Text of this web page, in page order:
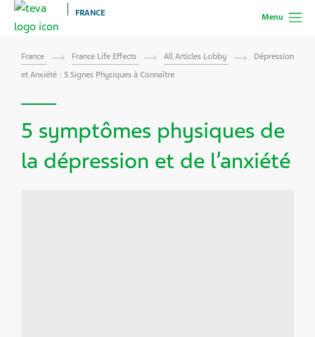
Menu
FRANCE
France France Life Effects All Articles Lobby
Dépression
et Anxiété : 5 Signes Physiques à Connaître
5 symptômes physiques de
la dépression et de l’anxiété